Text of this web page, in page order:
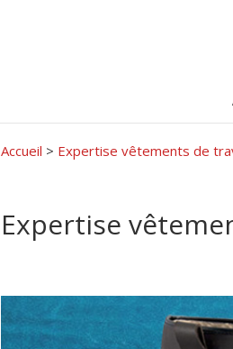
Accueil > Expertise vêtements de
Expertise